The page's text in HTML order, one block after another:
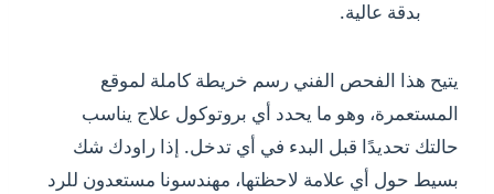
بدقة عالية.
يتيح هذا الفحص الفني رسم خريطة كاملة لموقع
المستعمرة، وهو ما يحدد أي بروتوكول علاج يناسب
حالتك تحديدًا قبل البدء في أي تدخل. إذا راودك شك
بسيط حول أي علامة لاحظتها، مهندسونا مستعدون للرد